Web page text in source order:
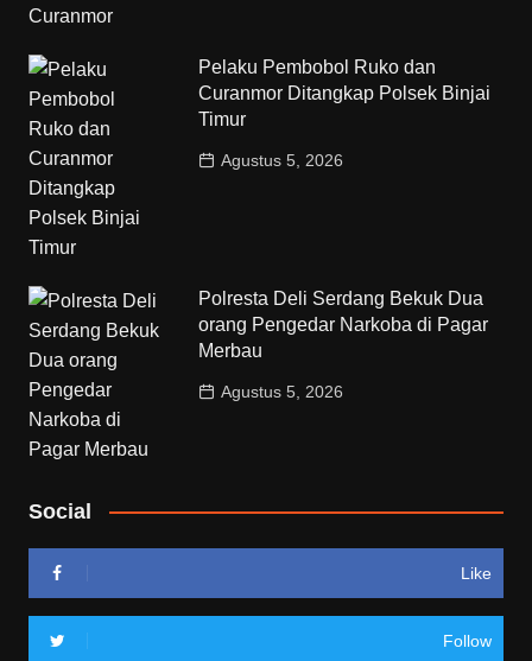
Pelaku Pembobol Ruko dan
Curanmor Ditangkap Polsek Binjai
Timur
Agustus 5, 2026
Polresta Deli Serdang Bekuk Dua
orang Pengedar Narkoba di Pagar
Merbau
Agustus 5, 2026
Social
Like
Follow